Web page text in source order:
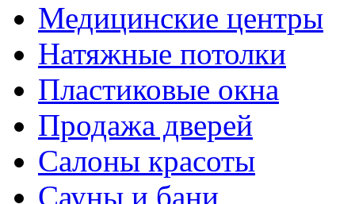
Медицинские центры
Натяжные потолки
Пластиковые окна
Продажа дверей
Салоны красоты
Сауны и бани